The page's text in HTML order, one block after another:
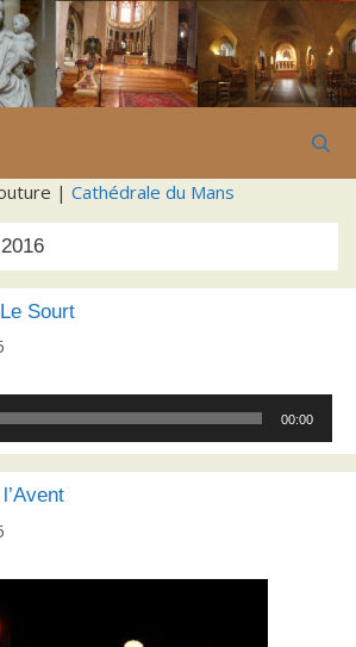
| Cathédrale du Mans
Sourt
00:00